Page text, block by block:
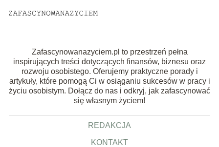
Zafascynowanazyciem.pl to przestrzeń pełna
inspirujących treści dotyczących finansów, biznesu oraz
rozwoju osobistego. Oferujemy praktyczne porady i
artykuły, które pomogą Ci w osiąganiu sukcesów w pracy i
życiu osobistym. Dołącz do nas i odkryj, jak zafascynować
się własnym życiem!
REDAKCJA
KONTAKT